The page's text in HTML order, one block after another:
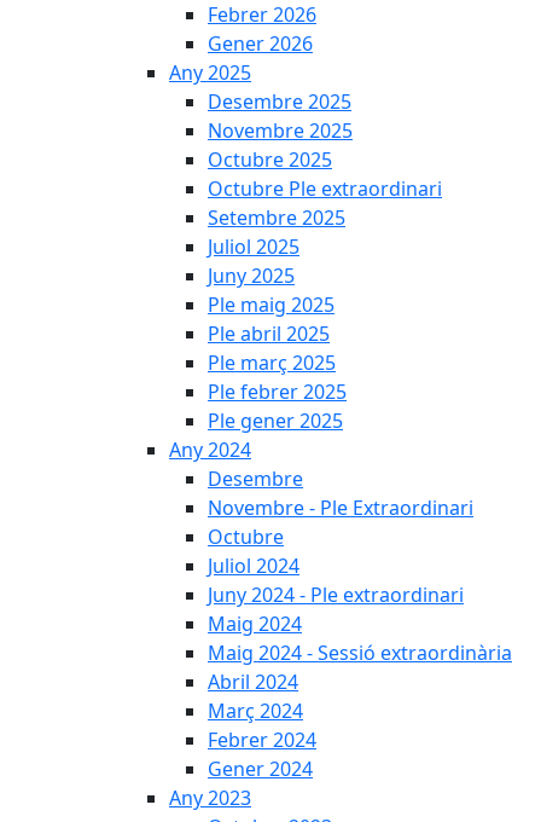
Febrer 2026
Gener 2026
Any 2025
Desembre 2025
Novembre 2025
Octubre 2025
Octubre Ple extraordinari
Setembre 2025
Juliol 2025
Juny 2025
Ple maig 2025
Ple abril 2025
Ple març 2025
Ple febrer 2025
Ple gener 2025
Any 2024
Desembre
Novembre - Ple Extraordinari
Octubre
Juliol 2024
Juny 2024 - Ple extraordinari
Maig 2024
Maig 2024 - Sessió extraordinària
Abril 2024
Març 2024
Febrer 2024
Gener 2024
Any 2023